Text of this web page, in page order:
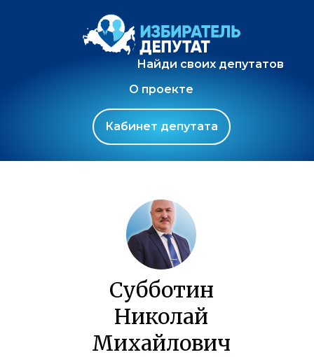
Найди своих депутатов
О проекте
Кабинет депутата
Субботин
Николай
Михайлович